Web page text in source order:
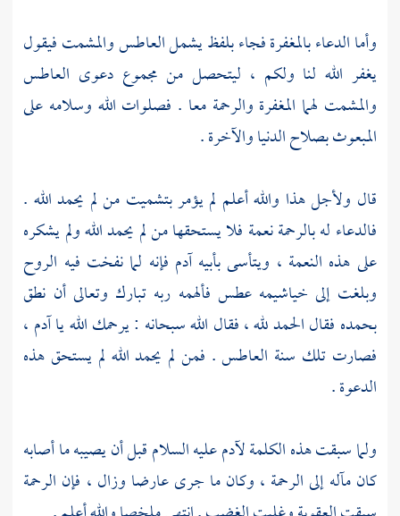
وأما الدعاء بالمغفرة فجاء بلفظ يشمل العاطس والمشمت فيقول
يغفر الله لنا ولكم ، ليتحصل من مجموع دعوى العاطس
والمشمت لهما المغفرة والرحمة معا . فصلوات الله وسلامه على
المبعوث بصلاح الدنيا والآخرة .
قال ولأجل هذا والله أعلم لم يؤمر بتشميت من لم يحمد الله .
فالدعاء له بالرحمة نعمة فلا يستحقها من لم يحمد الله ولم يشكره
على هذه النعمة ، ويتأسى بأبيهآدم فإنه لما نفخت فيه الروح
وبلغت إلى خياشيمه عطس فألهمه ربه تبارك وتعالى أن نطق
بحمده فقال الحمد لله ، فقال الله سبحانه : يرحمك الله ياآدم ،
فصارت تلك سنة العاطس . فمن لم يحمد الله لم يستحق هذه
الدعوة .
ولما سبقت هذه الكلمةلآدمعليه السلام قبل أن يصيبه ما أصابه
كان مآله إلى الرحمة ، وكان ما جرى عارضا وزال ، فإن الرحمة